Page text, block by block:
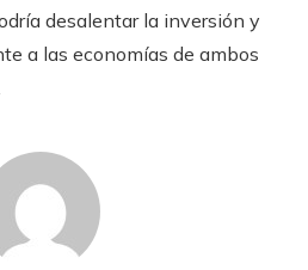
desalentar la inversión y
a las economías de ambos